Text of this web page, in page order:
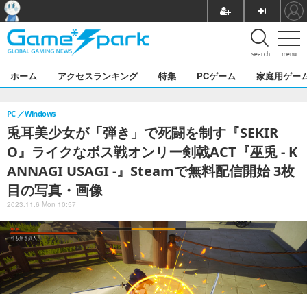
menu
search
ホーム アクセスランキング 特集 PCゲーム 家庭用ゲー
兎耳美少女が「弾き」で死闘を制す『SEKIR
O』ライクなボス戦オンリー剣戟ACT『巫兎 - K
ANNAGI USAGI -』Steamで無料配信開始 3枚
目の写真・画像
PC Windows
2023.11.6 Mon 10:57